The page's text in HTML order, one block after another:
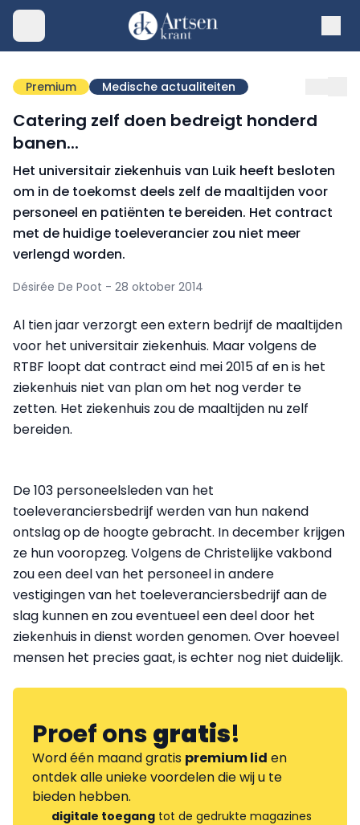
Premium Medische actualiteiten
Catering zelf doen bedreigt honderd
banen...
Het universitair ziekenhuis van Luik heeft besloten
om in de toekomst deels zelf de maaltijden voor
personeel en patiënten te bereiden. Het contract
met de huidige toeleverancier zou niet meer
verlengd worden.
Désirée De Poot - 28 oktober 2014
Al tien jaar verzorgt een extern bedrijf de maaltijden
voor het universitair ziekenhuis. Maar volgens de
RTBF loopt dat contract eind mei 2015 af en is het
ziekenhuis niet van plan om het nog verder te
zetten. Het ziekenhuis zou de maaltijden nu zelf
bereiden.
De 103 personeelsleden van het
toeleveranciersbedrijf werden van hun nakend
ontslag op de hoogte gebracht. In december krijgen
ze hun vooropzeg. Volgens de Christelijke vakbond
zou een deel van het personeel in andere
vestigingen van het toeleveranciersbedrijf aan de
slag kunnen en zou eventueel een deel door het
ziekenhuis in dienst worden genomen. Over hoeveel
mensen het precies gaat, is echter nog niet duidelijk.
Proef onsgratis!
Word één maand gratis premium lid en
ontdek alle unieke voordelen die wij u te
bieden hebben.
digitale toegang tot de gedrukte magazines